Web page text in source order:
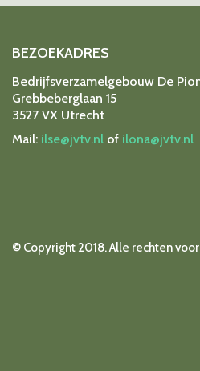
BEZOEKADRES
Bedrijfsverzamelgebouw De
Grebbeberglaan 15
3527 VX Utrecht
Mail: ilse@jvtv.nl of ilona@jvtv.nl
© Copyright 2018. Alle rechten